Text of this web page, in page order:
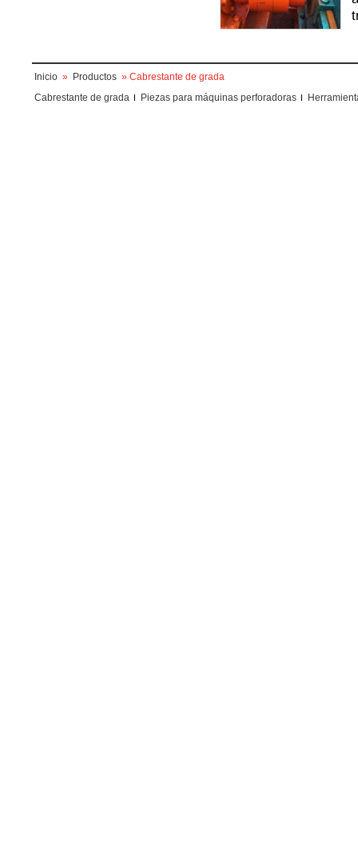
Inicio » Productos » Cabrestante de grada
Cabrestante de grada
Piezas para máquinas perforadoras